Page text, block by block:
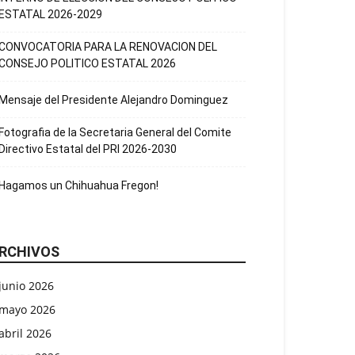
ESTATAL 2026-2029
PARA LA RENOVACION DEL
POLITICO ESTATAL 2026
Mensaje del Presidente Alejandro Dominguez
Fotografia de la Secretaria General del Comite
Directivo Estatal del PRI 2026-2030
Hagamos un Chihuahua Fregon!
junio 2026
mayo 2026
2026